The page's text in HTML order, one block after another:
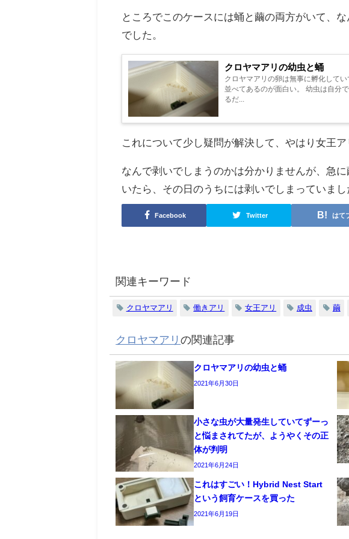
ところでこのケースには蛹と繭の両方がいて、
でした。
クロヤマアリの幼虫と蛹
クロヤマアリの卵は無事に孵化して
並べてあるのが面白い。 幼虫は自分
るだ...
これについて少し疑問が解決して、やはり女王ア
なんで剥いでしまうのかは分かりませんが、急
いたら、その日のうちには剥いでしまっていまし
Facebook Twitter はて
関連キーワード
クロヤマアリ 働きアリ 女王アリ 成虫 繭
クロヤマアリの関連記事
クロヤマアリの幼虫と蛹
2021年6月30日
小さな虫が大量発生していてずーっ
と悩まされてたが、ようやくその正
体が判明
2021年6月24日
これはすごい！Hybrid Nest Start
という飼育ケースを買った
2021年6月19日